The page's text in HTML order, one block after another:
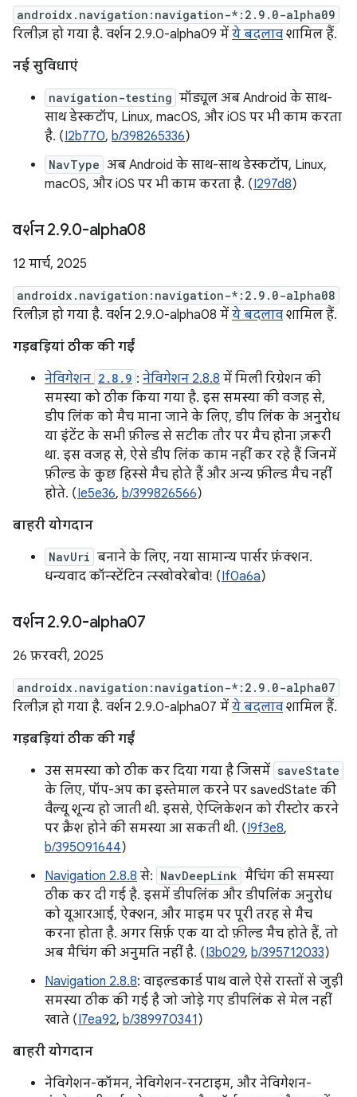
androidx.navigation:navigation-*:2.9.0-alpha09
रिलीज़ हो गया है. वर्शन 2.9.0-alpha09 में ये बदलाव शामिल हैं.
नई सुविधाएं
navigation-testing मॉड्यूल अब Android के साथ-
साथ डेस्कटॉप, Linux, macOS, और iOS पर भी काम करता
है. (I2b770, b/398265336)
NavType अब Android के साथ-साथ डेस्कटॉप, Linux,
macOS, और iOS पर भी काम करता है. (I297d8)
वर्शन 2.9.0-alpha08
12 मार्च, 2025
androidx.navigation:navigation-*:2.9.0-alpha08
रिलीज़ हो गया है. वर्शन 2.9.0-alpha08 में ये बदलाव शामिल हैं.
गड़बड़ियां ठीक की गईं
नेविगेशन 2.8.9 : नेविगेशन 2.8.8 में मिली रिग्रेशन की
समस्या को ठीक किया गया है. इस समस्या की वजह से,
डीप लिंक को मैच माना जाने के लिए, डीप लिंक के अनुरोध
या इंटेंट के सभी फ़ील्ड से सटीक तौर पर मैच होना ज़रूरी
था. इस वजह से, ऐसे डीप लिंक काम नहीं कर रहे हैं जिनमें
फ़ील्ड के कुछ हिस्से मैच होते हैं और अन्य फ़ील्ड मैच नहीं
होते. (Ie5e36, b/399826566)
बाहरी योगदान
NavUri बनाने के लिए, नया सामान्य पार्सर फ़ंक्शन.
धन्यवाद कॉन्स्टेंटिन त्स्खोवरेबोव! (If0a6a)
वर्शन 2.9.0-alpha07
26 फ़रवरी, 2025
androidx.navigation:navigation-*:2.9.0-alpha07
रिलीज़ हो गया है. वर्शन 2.9.0-alpha07 में ये बदलाव शामिल हैं.
गड़बड़ियां ठीक की गईं
उस समस्या को ठीक कर दिया गया है जिसमें saveState
के लिए, पॉप-अप का इस्तेमाल करने पर savedState की
वैल्यू शून्य हो जाती थी. इससे, ऐप्लिकेशन को रीस्टोर करने
पर क्रैश होने की समस्या आ सकती थी. (I9f3e8,
b/395091644)
Navigation 2.8.8 से: NavDeepLink मैचिंग की समस्या
ठीक कर दी गई है. इसमें डीपलिंक और डीपलिंक अनुरोध
को यूआरआई, ऐक्शन, और माइम पर पूरी तरह से मैच
करना होता है. अगर सिर्फ़ एक या दो फ़ील्ड मैच होते हैं, तो
अब मैचिंग की अनुमति नहीं है. (I3b029, b/395712033)
Navigation 2.8.8: वाइल्डकार्ड पाथ वाले ऐसे रास्तों से जुड़ी
समस्या ठीक की गई है जो जोड़े गए डीपलिंक से मेल नहीं
खाते (I7ea92, b/389970341 )
बाहरी योगदान
नेविगेशन-कॉमन, नेविगेशन-रनटाइम, और नेविगेशन-